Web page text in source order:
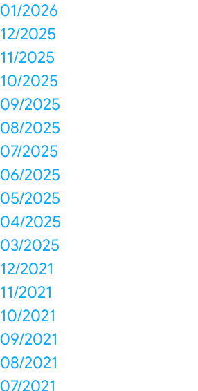
01/2026
12/2025
11/2025
10/2025
09/2025
08/2025
07/2025
06/2025
05/2025
04/2025
03/2025
12/2021
11/2021
10/2021
09/2021
08/2021
07/2021